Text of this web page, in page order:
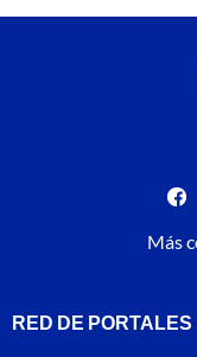
Más
RED DE PORTALES